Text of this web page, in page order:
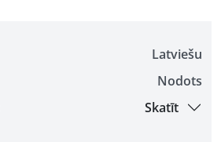
Latviešu
Nodots
Skatīt